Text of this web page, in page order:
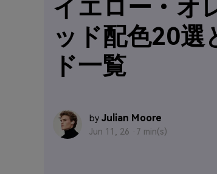
イエロー・オ
ッド配色20選
ド一覧
by Julian Moore
Jun 11, 26 · 7 min(s)